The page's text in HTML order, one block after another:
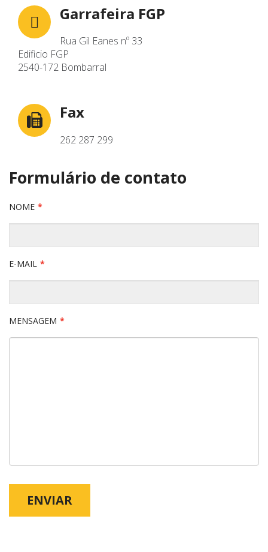
Garrafeira FGP
Rua Gil Eanes nº 33
Edificio FGP
2540-172 Bombarral
Fax
262 287 299
Formulário de contato
NOME
E-MAIL
MENSAGEM